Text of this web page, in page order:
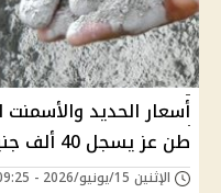
طن عز يسجل 40 ألف جنيه
الإثنين 15/يونيو/2026 - 09:25 ص